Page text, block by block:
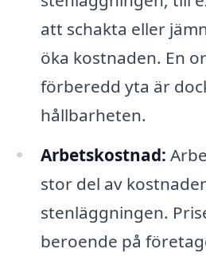
att schakta eller
öka kostnaden. En
förberedd yta är
hållbarheten.
Arbetskostnad:
stor del av
stenläggningen.
beroende på